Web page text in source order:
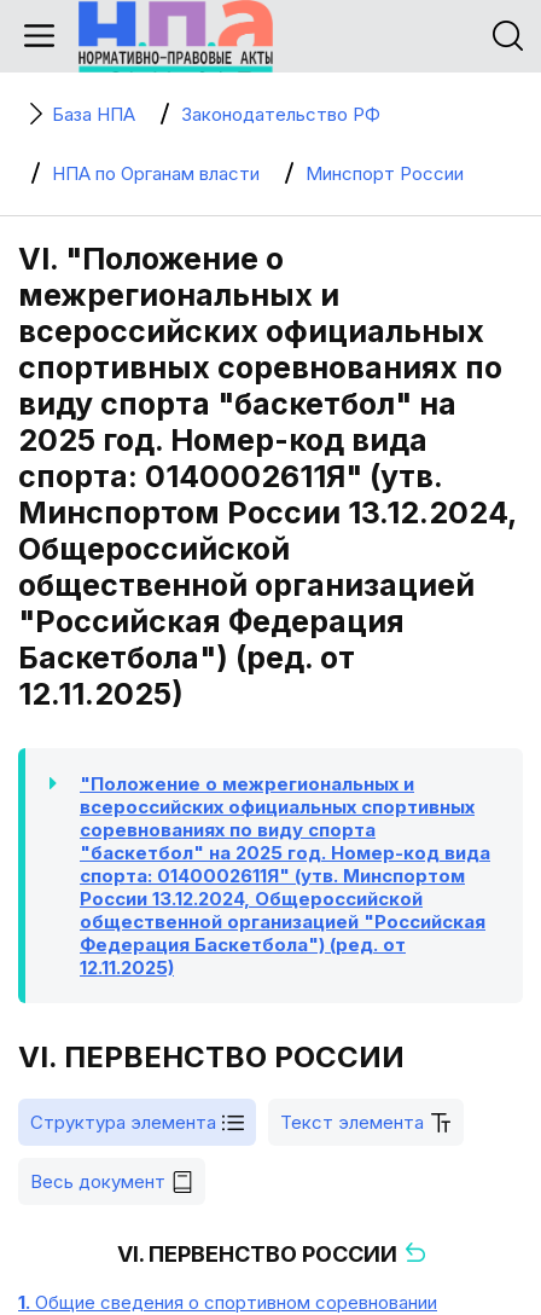
База НПА Законодательство РФ
НПА по Органам власти Минспорт России
VI. "Положение о
межрегиональных и
всероссийских официальных
спортивных соревнованиях по
виду спорта "баскетбол" на
2025 год. Номер-код вида
спорта: 0140002611Я" (утв.
Минспортом России 13.12.2024,
Общероссийской
общественной организацией
"Российская Федерация
Баскетбола") (ред. от
12.11.2025)
"Положение о межрегиональных и
всероссийских официальных спортивных
соревнованиях по виду спорта
"баскетбол" на 2025 год. Номер-код вида
спорта: 0140002611Я" (утв. Минспортом
России 13.12.2024, Общероссийской
общественной организацией "Российская
Федерация Баскетбола") (ред. от
12.11.2025)
VI. ПЕРВЕНСТВО РОССИИ
Структура элемента Текст элемента
Весь документ
VI. ПЕРВЕНСТВО РОССИИ
1. Общие сведения о спортивном соревновании